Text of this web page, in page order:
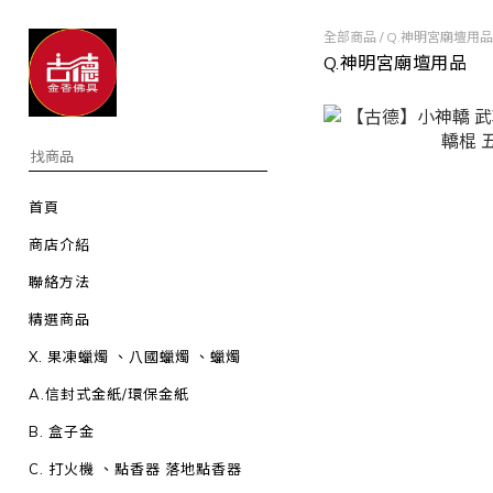
首頁
商店介紹
聯絡方法
精選商品
X. 果凍蠟燭 、八國蠟燭 、蠟燭
A.信封式金紙/環保金紙
B. 盒子金
C. 打火機 、點香器 落地點香器
全部商品 / Q.神明宮廟壇用品
Q.神明宮廟壇用品